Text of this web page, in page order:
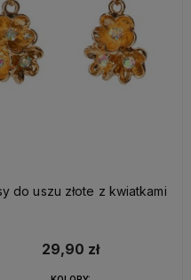
do uszu złote z kwiatkami
29,90 zł